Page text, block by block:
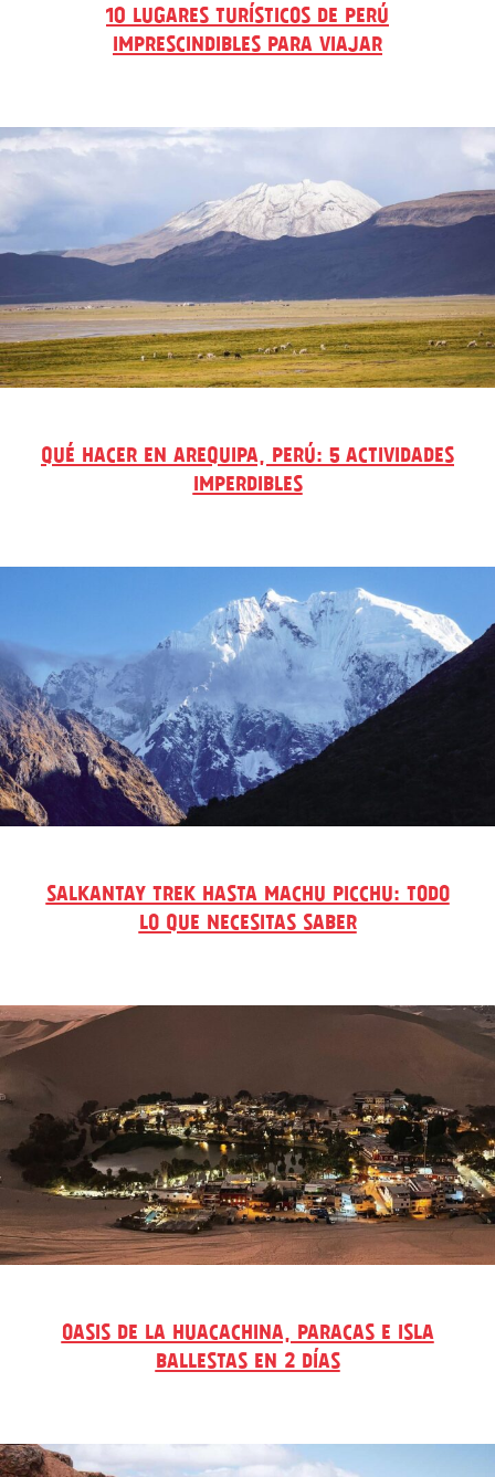
10 LUGARES TURÍSTICOS DE PERÚ
IMPRESCINDIBLES PARA VIAJAR
QUÉ HACER EN AREQUIPA, PERÚ: 5 ACTIVIDADES
IMPERDIBLES
SALKANTAY TREK HASTA MACHU PICCHU: TODO
LO QUE NECESITAS SABER
OASIS DE LA HUACACHINA, PARACAS E ISLA
BALLESTAS EN 2 DÍAS